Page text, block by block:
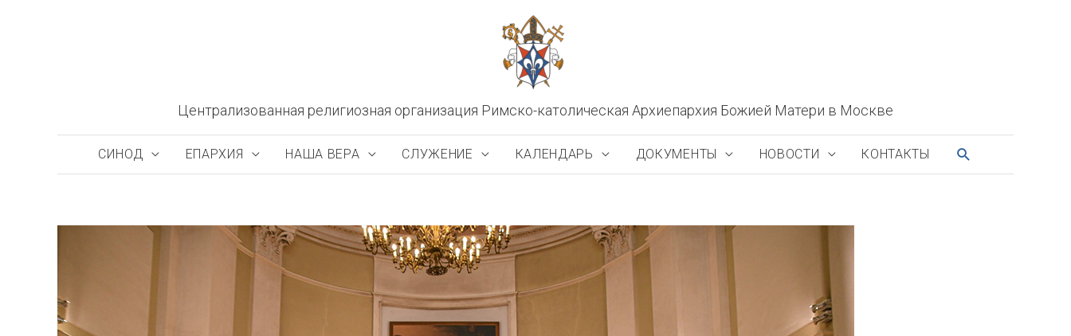
Централизованная религиозная организация Римско-католическая Архиепархия Божией Матери в Москве
СИНОД ЕПАРХИЯ НАША ВЕРА СЛУЖЕНИЕ КАЛЕНДАРЬ ДОКУМЕНТЫ НОВОСТИ КОНТАКТЫ ПОИСК